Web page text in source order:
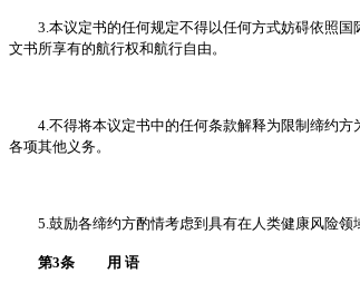
3.本议定书的任何规定不得以任何方式妨碍依照国
文书所享有的航行权和航行自由。
4.不得将本议定书中的任何条款解释为限制缔约方
各项其他义务。
5.鼓励各缔约方酌情考虑到具有在人类健康风险领
第3条 用 语